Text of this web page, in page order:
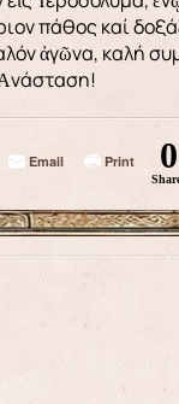
πάθος καί
ἀγῶνα, καλή
Email Print 0